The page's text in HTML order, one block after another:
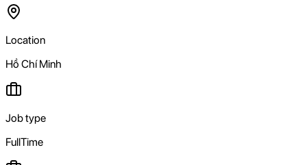
Location
Hồ Chí Minh
Job type
FullTime